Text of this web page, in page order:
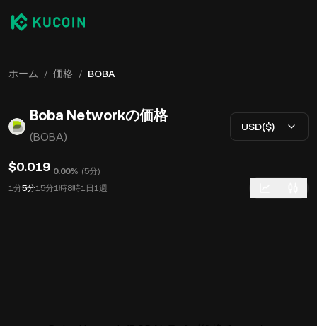
ホーム / 価格 / BOBA
Boba Networkの価格
(BOBA)
USD($)
$0.019 0.00% (5分)
1分5分15分1時8時1日 1週